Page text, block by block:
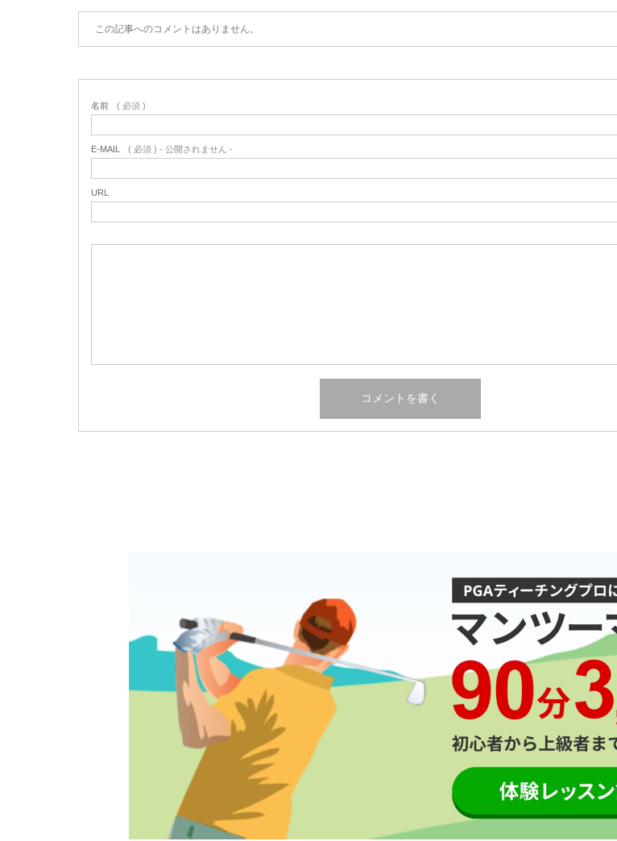
この記事へのコメントはありません。
名前 ( 必須 )
E-MAIL ( 必須 ) - 公開されません -
URL